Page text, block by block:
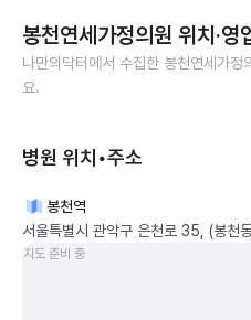
봉천연세가정의원 위치·영
나만의닥터에서 수집한 봉천연세가정
요.
병원 위치•주소
봉천역
서울특별시 관악구 은천로 35, (봉천
지도 준비 중